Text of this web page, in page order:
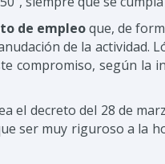
de empleoque, de
de la
compromiso, según la
decreto del 28 de
ser muy riguroso a la